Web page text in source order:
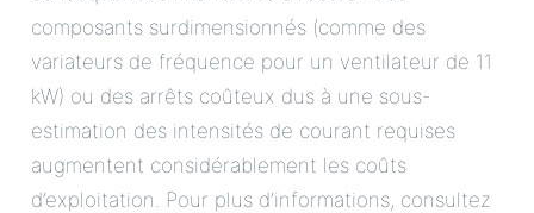
composants surdimensionnés (comme des
variateurs de fréquence pour un ventilateur de 11
kW) ou des arrêts coûteux dus à une sous-
estimation des intensités de courant requises
augmentent considérablement les coûts
d’exploitation. Pour plus d’informations, consultez